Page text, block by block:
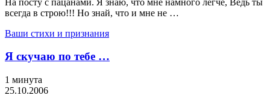
всегда в строю!!! Но знай, что и мне не …
Ваши стихи и признания
Я скучаю по тебе …
1 минута
25.10.2006